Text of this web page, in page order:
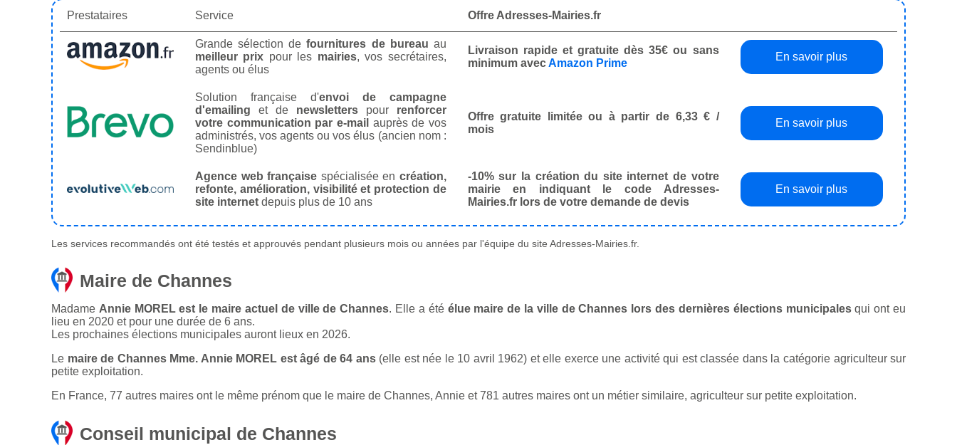
Prestataires Service Offre Adresses-Mairies.fr
Grande sélection defournitures de bureau au
meilleur prix pour les mairies, vos secrétaires,
agents ou élus
Livraison rapide et gratuite dès 35€ ou sans
minimum avecAmazon Prime
En savoir plus
Solution française d'envoi de campagne
d'emailing et de newsletterspour renforcer
votre communication par e-mail auprès de vos
administrés, vos agents ou vos élus (ancien nom :
Sendinblue)
Offre gratuite limitée ou à partir de 6,33 € /
mois
En savoir plus
Agence web française spécialisée en création,
refonte, amélioration, visibilité et protection de
site internet depuis plus de 10 ans
-10% sur la création du site internet de votre
mairie en indiquant le code Adresses-
Mairies.fr lors de votre demande de devis
En savoir plus
Les services recommandés ont été testés et approuvés pendant plusieurs mois ou années par l'équipe du site Adresses-Mairies.fr.
Maire de Channes
Madame Annie MOREL est le maire actuel de ville de Channes. Elle a été élue maire de la ville de Channes lors des dernières élections municipalesqui ont eu
lieu en 2020 et pour une durée de 6 ans.
Les prochaines élections municipales auront lieux en 2026.
Le maire de Channes Mme. Annie MOREL est âgé de 64 ans(elle est née le 10 avril 1962) et elle exerce une activité qui est classée dans la catégorie agriculteur sur
petite exploitation.
En France, 77 autres maires ont le même prénom que le maire de Channes, Annie et 781 autres maires ont un métier similaire, agriculteur sur petite exploitation.
Conseil municipal de Channes